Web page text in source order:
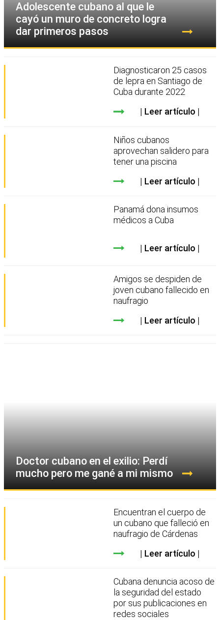
Adolescente cubano al que le
cayó un muro de concreto logra
dar primeros pasos
Diagnosticaron 25 casos
de lepra en Santiago de
Cuba durante 2022
Leer artículo
Niños cubanos
aprovechan salidero para
tener una piscina
Leer artículo
Panamá dona insumos
médicos a Cuba
Leer artículo
Amigos se despiden de
joven cubano fallecido en
naufragio
Leer artículo
Doctor cubano en el exilio: Perdí
mucho pero me gané a mi mismo
Encuentran el cuerpo de
un cubano que falleció en
naufragio de Cárdenas
Leer artículo
Cubana denuncia acoso de
la seguridad del estado
por sus publicaciones en
redes sociales